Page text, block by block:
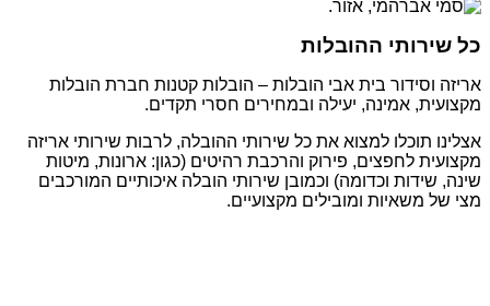
כל שירותי ההובלות
אריזה וסידור בית אבי הובלות – הובלות קטנות חברת הובלות
מקצועית, אמינה, יעילה ובמחירים חסרי תקדים.
אצלינו תוכלו למצוא את כל שירותי ההובלה, לרבות שירותי אריזה
מקצועית לחפצים, פירוק והרכבת רהיטים (כגון: ארונות, מיטות
שינה, שידות וכדומה) וכמובן שירותי הובלה איכותיים המורכבים
מצי של משאיות ומובילים מקצועיים.